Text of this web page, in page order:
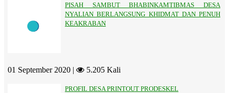
PISAH SAMBUT BHABINKAMTIBMAS DESA
NYALIAN BERLANGSUNG KHIDMAT DAN PENUH
KEAKRABAN
01 September 2020 | 5.205 Kali
PROFIL DESA PRINTOUT PRODESKEL